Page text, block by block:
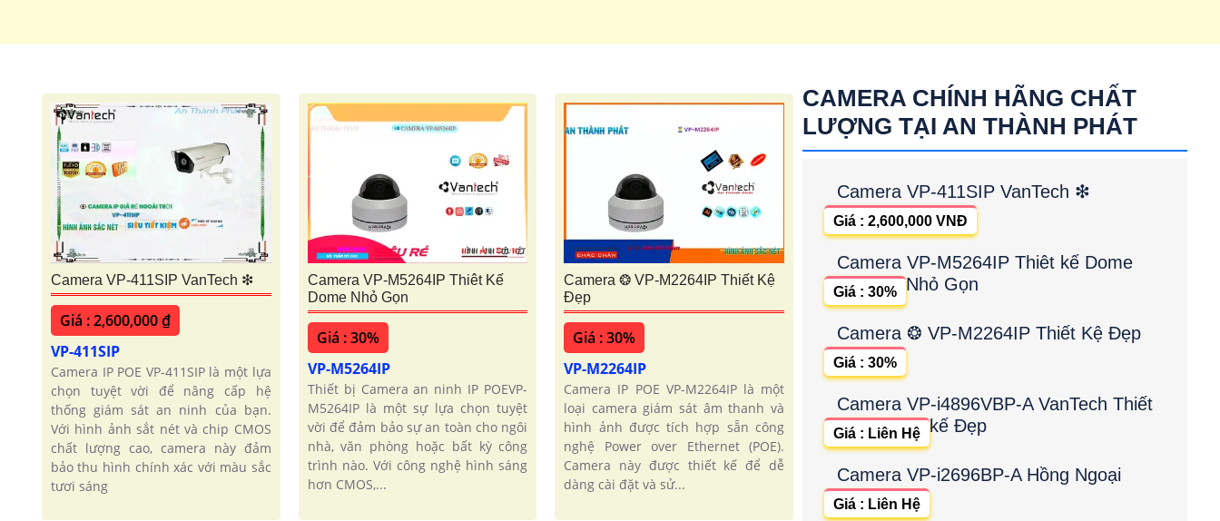
Camera VP-411SIP VanTech ❇
Giá : 2,600,000 ₫
VP-411SIP
Camera IP POE VP-411SIP là một lựa
chọn tuyệt vời để nâng cấp hệ
thống giám sát an ninh của bạn.
Với hình ảnh sắt nét và chip CMOS
chất lượng cao, camera này đảm
bảo thu hình chính xác với màu sắc
tươi sáng
Camera VP-M5264IP Thiêt Kế
Dome Nhỏ Gọn
Giá : 30%
VP-M5264IP
Thiết bị Camera an ninh IP POEVP-
M5264IP là một sự lựa chọn tuyệt
vời để đảm bảo sự an toàn cho ngôi
nhà, văn phòng hoặc bất kỳ công
trình nào. Với công nghệ hình sáng
hơn CMOS,...
Camera ❂ VP-M2264IP Thiết Kệ
Đẹp
Giá : 30%
VP-M2264IP
Camera IP POE VP-M2264IP là một
loại camera giám sát âm thanh và
hình ảnh được tích hợp sẵn công
nghệ Power over Ethernet (POE).
Camera này được thiết kế để dễ
dàng cài đặt và sử...
CAMERA CHÍNH HÃNG CHẤT
LƯỢNG TẠI AN THÀNH PHÁT
Camera VP-411SIP VanTech ❇
Giá : 2,600,000 VNĐ
Camera VP-M5264IP Thiêt kế Dome
Nhỏ Gọn
Giá : 30%
Camera ❂ VP-M2264IP Thiết Kệ Đẹp
Giá : 30%
Camera VP-i4896VBP-A VanTech Thiết
kế Đẹp
Giá : Liên Hệ
Camera VP-i2696BP-A Hồng Ngoại
Giá : Liên Hệ